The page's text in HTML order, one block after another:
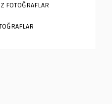
FOTOĞRAFLAR